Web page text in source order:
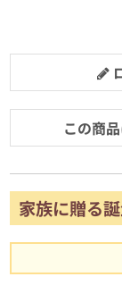
この商
家族に贈る